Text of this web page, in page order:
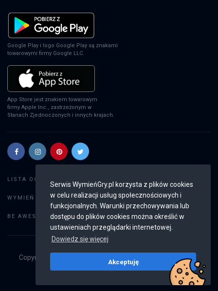
Serwis WymieńGry.pl korzysta z plików cookies
w celu realizacji usług społecznościowych i
funkcjonalnych. Warunki przechowywania lub
dostępu do plików cookies można określić w
ustawieniach przeglądarki internetowej.
Dowiedz się więcej
Akceptuję
Google Play i logo Google Play są znakami
towarowymi firmy Google LLC.
App Store jest znakiem towarowym
firmy Apple Inc., zastrzeżonym w
Stanach Zjednoczonych i innych krajach.
LISTA OGŁOSZEŃ:
WYMIEŃ GRY: Dodaj ogłoszenie
BE AWESOME: Weryfikacja konta
Copyright © 2019 - 2026
Wszystkie prawa
v2.8.4